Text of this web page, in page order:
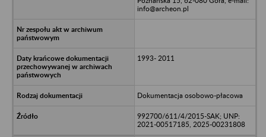
info@archeon.pl
1993- 2011
Dokumentacja osobowo-płacowa
992700/611/4/2015-SAK; UNP:
2021-00517185, 2025-00231808